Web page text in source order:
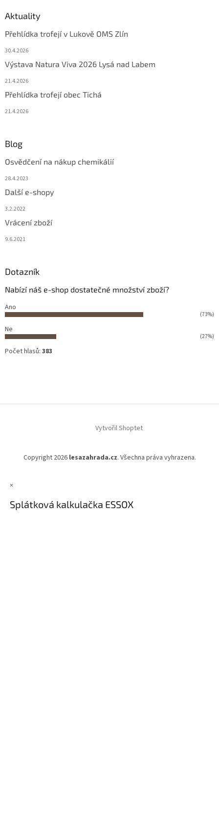
Aktuality
Přehlídka trofejí v Lukově OMS Zlín
30.4.2026
Výstava Natura Viva 2026 Lysá nad Labem
21.4.2026
Přehlídka trofejí obec Tichá
21.4.2026
Blog
Osvědčení na nákup chemikálií
28.4.2023
Další e-shopy
3.2.2022
Vrácení zboží
9.6.2021
Dotazník
Nabízí náš e-shop dostatečné množství zboží?
Ano
(73%)
Ne
(27%)
Počet hlasů: 383
Vytvořil Shoptet
Copyright 2026 lesazahrada.cz. Všechna práva vyhrazena.
×
Splátková kalkulačka ESSOX